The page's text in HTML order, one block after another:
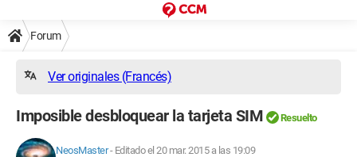
Forum
Ver originales (Francés)
Imposible desbloquear la tarjeta SIM Resuelto
NeosMaster- Editado el 20 mar. 2015 a las 19:09